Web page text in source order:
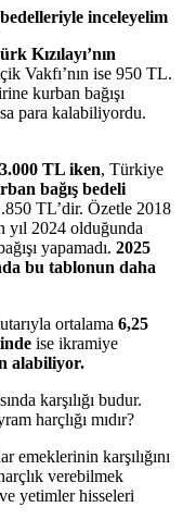
inceleyelim
Kızılayı’nın
Vakfı’nın ise 950 TL.
kurban bağışı
para kalabiliyordu.
TL iken, Türkiye
bağış bedeli
TL’dir. Özetle 2018
yıl 2024 olduğunda
yapamadı. 2025
bu tablonun daha
ortalama 6,25
ise ikramiye
alabiliyor.
karşılığı budur.
harçlığı mıdır?
emeklerinin karşılığını
verebilmek
yetimler hisseleri